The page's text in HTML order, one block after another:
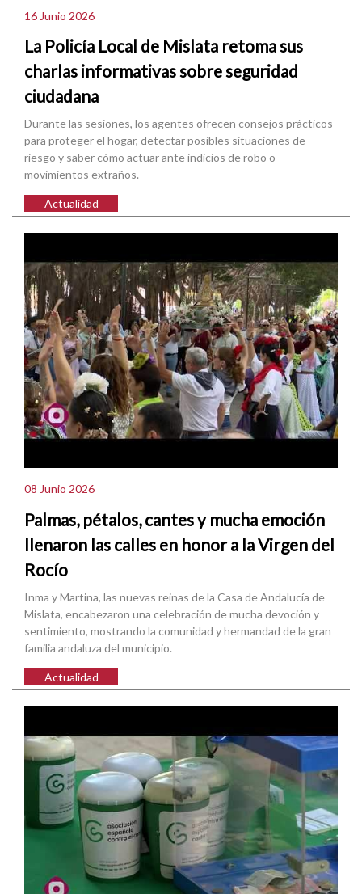
16 Junio 2026
La Policía Local de Mislata retoma sus
charlas informativas sobre seguridad
ciudadana
Durante las sesiones, los agentes ofrecen consejos prácticos
para proteger el hogar, detectar posibles situaciones de
riesgo y saber cómo actuar ante indicios de robo o
movimientos extraños.
Actualidad
08 Junio 2026
Palmas, pétalos, cantes y mucha emoción
llenaron las calles en honor a la Virgen del
Rocío
Inma y Martina, las nuevas reinas de la Casa de Andalucía de
Mislata, encabezaron una celebración de mucha devoción y
sentimiento, mostrando la comunidad y hermandad de la gran
familia andaluza del municipio.
Actualidad